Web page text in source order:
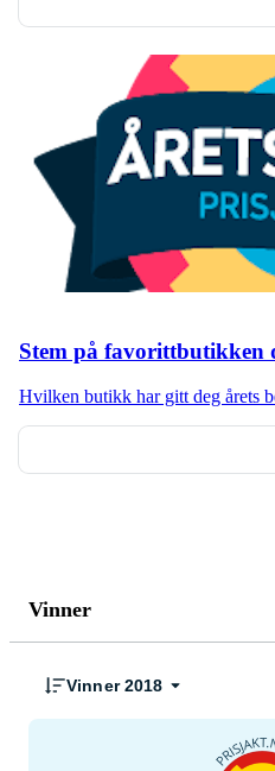
Stem på favorittbutikken
Hvilken butikk har gitt deg årets
Vinner
Vinner 2018